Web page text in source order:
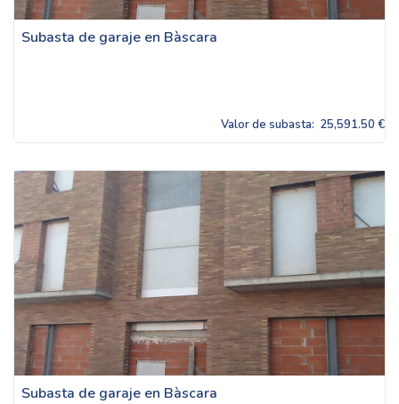
Subasta de garaje en Bàscara
Valor de subasta: 25,591.50 €
Subasta de garaje en Bàscara